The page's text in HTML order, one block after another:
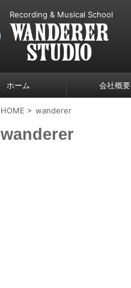
Recording & Musical School
ホーム 会社概要
HOME > wanderer
wanderer